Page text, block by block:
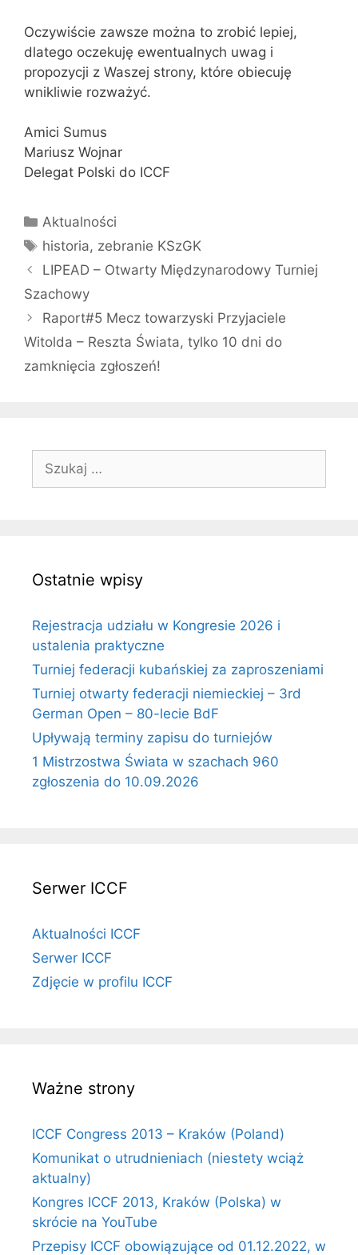
Oczywiście zawsze można to zrobić lepiej,
dlatego oczekuję ewentualnych uwag i
propozycji z Waszej strony, które obiecuję
wnikliwie rozważyć.
Amici Sumus
Mariusz Wojnar
Delegat Polski do ICCF
Kategorie
Aktualności
Tagi
historia, zebranie KSzGK
LIPEAD – Otwarty Międzynarodowy Turniej
Szachowy
Raport#5 Mecz towarzyski Przyjaciele
Witolda – Reszta Świata, tylko 10 dni do
zamknięcia zgłoszeń!
Szukaj:
Ostatnie wpisy
Rejestracja udziału w Kongresie 2026 i
ustalenia praktyczne
Turniej federacji kubańskiej za zaproszeniami
Turniej otwarty federacji niemieckiej – 3rd
German Open – 80-lecie BdF
Upływają terminy zapisu do turniejów
1 Mistrzostwa Świata w szachach 960
zgłoszenia do 10.09.2026
Serwer ICCF
Aktualności ICCF
Serwer ICCF
Zdjęcie w profilu ICCF
Ważne strony
ICCF Congress 2013 – Kraków (Poland)
Komunikat o utrudnieniach (niestety wciąż
aktualny)
Kongres ICCF 2013, Kraków (Polska) w
skrócie na YouTube
Przepisy ICCF obowiązujące od 01.12.2022, w